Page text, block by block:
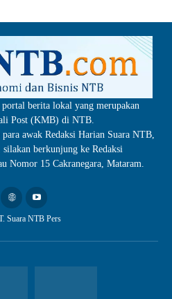
berita lokal yang merupakan
Post (KMB) di NTB.
awak Redaksi Harian Suara NTB,
berkunjung ke Redaksi
Nomor 15 Cakranegara, Mataram.
Suara NTB Pers